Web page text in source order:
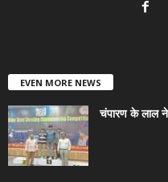
EVEN MORE NEWS
चंपारण के लाल ने